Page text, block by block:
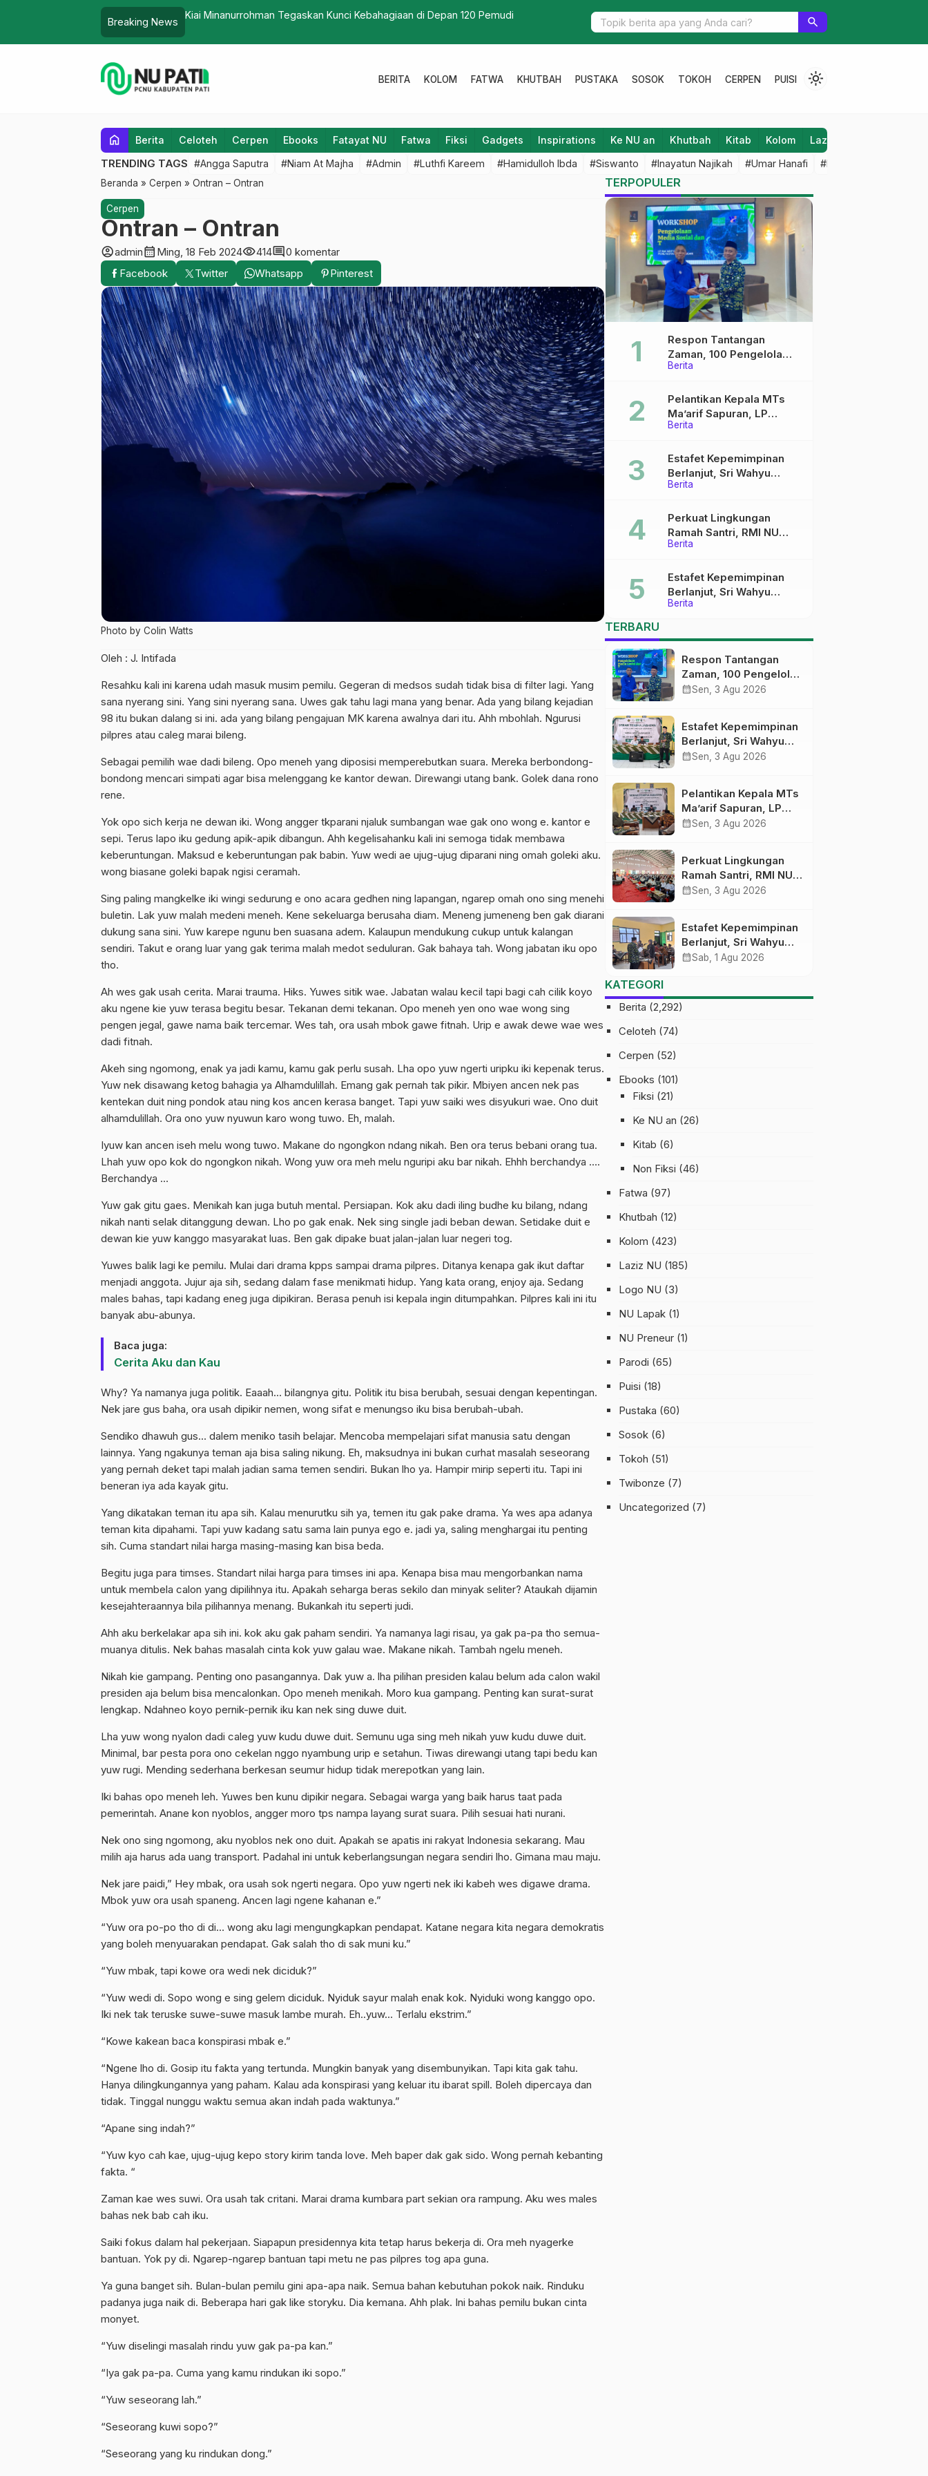
Breaking News
Mahasiswa Prodi PMI IPMAFA Gelar Penggalangan Bantuan untuk Korban Bencana
NU Pati Dirikan Posko Peduli Banjir di 5 Kecamatan search
BERITA KOLOM FATWA KHUTBAH PUSTAKA SOSOK TOKOH CERPEN PUISI light_mode
home Berita Celoteh Cerpen Ebooks Fatayat NU Fatwa Fiksi Gadgets Inspirations Ke NU an Khutbah Kitab Kolom Laziz NU
TRENDING TAGS #Angga Saputra #Niam At Majha #Admin #Luthfi Kareem #Hamidulloh Ibda #Siswanto #Inayatun Najikah #Umar Hanafi #M Iqbal Dawami
Beranda » Cerpen » Ontran – Ontran
Cerpen
Ontran – Ontran
account_circleadmincalendar_month Ming, 18 Feb 2024visibility414comment0 komentar
Facebook
Twitter Whatsapp Pinterest
Photo by Colin Watts
Oleh : J. Intifada
Resahku kali ini karena udah masuk musim pemilu. Gegeran di medsos sudah tidak bisa di filter lagi. Yang
sana nyerang sini. Yang sini nyerang sana. Uwes gak tahu lagi mana yang benar. Ada yang bilang kejadian
98 itu bukan dalang si ini. ada yang bilang pengajuan MK karena awalnya dari itu. Ahh mbohlah. Ngurusi
pilpres atau caleg marai bileng.
Sebagai pemilih wae dadi bileng. Opo meneh yang diposisi memperebutkan suara. Mereka berbondong-
bondong mencari simpati agar bisa melenggang ke kantor dewan. Direwangi utang bank. Golek dana rono
rene.
Yok opo sich kerja ne dewan iki. Wong angger tkparani njaluk sumbangan wae gak ono wong e. kantor e
sepi. Terus lapo iku gedung apik-apik dibangun. Ahh kegelisahanku kali ini semoga tidak membawa
keberuntungan. Maksud e keberuntungan pak babin. Yuw wedi ae ujug-ujug diparani ning omah goleki aku.
wong biasane goleki bapak ngisi ceramah.
Sing paling mangkelke iki wingi sedurung e ono acara gedhen ning lapangan, ngarep omah ono sing menehi
buletin. Lak yuw malah medeni meneh. Kene sekeluarga berusaha diam. Meneng jumeneng ben gak diarani
dukung sana sini. Yuw karepe ngunu ben suasana adem. Kalaupun mendukung cukup untuk kalangan
sendiri. Takut e orang luar yang gak terima malah medot seduluran. Gak bahaya tah. Wong jabatan iku opo
tho.
Ah wes gak usah cerita. Marai trauma. Hiks. Yuwes sitik wae. Jabatan walau kecil tapi bagi cah cilik koyo
aku ngene kie yuw terasa begitu besar. Tekanan demi tekanan. Opo meneh yen ono wae wong sing
pengen jegal, gawe nama baik tercemar. Wes tah, ora usah mbok gawe fitnah. Urip e awak dewe wae wes
dadi fitnah.
Akeh sing ngomong, enak ya jadi kamu, kamu gak perlu susah. Lha opo yuw ngerti uripku iki kepenak terus.
Yuw nek disawang ketog bahagia ya Alhamdulillah. Emang gak pernah tak pikir. Mbiyen ancen nek pas
kentekan duit ning pondok atau ning kos ancen kerasa banget. Tapi yuw saiki wes disyukuri wae. Ono duit
alhamdulillah. Ora ono yuw nyuwun karo wong tuwo. Eh, malah.
Iyuw kan ancen iseh melu wong tuwo. Makane do ngongkon ndang nikah. Ben ora terus bebani orang tua.
Lhah yuw opo kok do ngongkon nikah. Wong yuw ora meh melu nguripi aku bar nikah. Ehhh berchandya ….
Berchandya …
Yuw gak gitu gaes. Menikah kan juga butuh mental. Persiapan. Kok aku dadi iling budhe ku bilang, ndang
nikah nanti selak ditanggung dewan. Lho po gak enak. Nek sing single jadi beban dewan. Setidake duit e
dewan kie yuw kanggo masyarakat luas. Ben gak dipake buat jalan-jalan luar negeri tog.
Yuwes balik lagi ke pemilu. Mulai dari drama kpps sampai drama pilpres. Ditanya kenapa gak ikut daftar
menjadi anggota. Jujur aja sih, sedang dalam fase menikmati hidup. Yang kata orang, enjoy aja. Sedang
males bahas, tapi kadang eneg juga dipikiran. Berasa penuh isi kepala ingin ditumpahkan. Pilpres kali ini itu
banyak abu-abunya.
Baca juga:
Cerita Aku dan Kau
Why? Ya namanya juga politik. Eaaah… bilangnya gitu. Politik itu bisa berubah, sesuai dengan kepentingan.
Nek jare gus baha, ora usah dipikir nemen, wong sifat e menungso iku bisa berubah-ubah.
Sendiko dhawuh gus… dalem meniko tasih belajar. Mencoba mempelajari sifat manusia satu dengan
lainnya. Yang ngakunya teman aja bisa saling nikung. Eh, maksudnya ini bukan curhat masalah seseorang
yang pernah deket tapi malah jadian sama temen sendiri. Bukan lho ya. Hampir mirip seperti itu. Tapi ini
beneran iya ada kayak gitu.
Yang dikatakan teman itu apa sih. Kalau menurutku sih ya, temen itu gak pake drama. Ya wes apa adanya
teman kita dipahami. Tapi yuw kadang satu sama lain punya ego e. jadi ya, saling menghargai itu penting
sih. Cuma standart nilai harga masing-masing kan bisa beda.
Begitu juga para timses. Standart nilai harga para timses ini apa. Kenapa bisa mau mengorbankan nama
untuk membela calon yang dipilihnya itu. Apakah seharga beras sekilo dan minyak seliter? Ataukah dijamin
kesejahteraannya bila pilihannya menang. Bukankah itu seperti judi.
Ahh aku berkelakar apa sih ini. kok aku gak paham sendiri. Ya namanya lagi risau, ya gak pa-pa tho semua-
muanya ditulis. Nek bahas masalah cinta kok yuw galau wae. Makane nikah. Tambah ngelu meneh.
Nikah kie gampang. Penting ono pasangannya. Dak yuw a. lha pilihan presiden kalau belum ada calon wakil
presiden aja belum bisa mencalonkan. Opo meneh menikah. Moro kua gampang. Penting kan surat-surat
lengkap. Ndahneo koyo pernik-pernik iku kan nek sing duwe duit.
Lha yuw wong nyalon dadi caleg yuw kudu duwe duit. Semunu uga sing meh nikah yuw kudu duwe duit.
Minimal, bar pesta pora ono cekelan nggo nyambung urip e setahun. Tiwas direwangi utang tapi bedu kan
yuw rugi. Mending sederhana berkesan seumur hidup tidak merepotkan yang lain.
Iki bahas opo meneh leh. Yuwes ben kunu dipikir negara. Sebagai warga yang baik harus taat pada
pemerintah. Anane kon nyoblos, angger moro tps nampa layang surat suara. Pilih sesuai hati nurani.
Nek ono sing ngomong, aku nyoblos nek ono duit. Apakah se apatis ini rakyat Indonesia sekarang. Mau
milih aja harus ada uang transport. Padahal ini untuk keberlangsungan negara sendiri lho. Gimana mau maju.
Nek jare paidi,” Hey mbak, ora usah sok ngerti negara. Opo yuw ngerti nek iki kabeh wes digawe drama.
Mbok yuw ora usah spaneng. Ancen lagi ngene kahanan e.”
“Yuw ora po-po tho di di… wong aku lagi mengungkapkan pendapat. Katane negara kita negara demokratis
yang boleh menyuarakan pendapat. Gak salah tho di sak muni ku.”
“Yuw mbak, tapi kowe ora wedi nek diciduk?”
“Yuw wedi di. Sopo wong e sing gelem diciduk. Nyiduk sayur malah enak kok. Nyiduki wong kanggo opo.
Iki nek tak teruske suwe-suwe masuk lambe murah. Eh..yuw… Terlalu ekstrim.”
“Kowe kakean baca konspirasi mbak e.”
“Ngene lho di. Gosip itu fakta yang tertunda. Mungkin banyak yang disembunyikan. Tapi kita gak tahu.
Hanya dilingkungannya yang paham. Kalau ada konspirasi yang keluar itu ibarat spill. Boleh dipercaya dan
tidak. Tinggal nunggu waktu semua akan indah pada waktunya.”
“Apane sing indah?”
“Yuw kyo cah kae, ujug-ujug kepo story kirim tanda love. Meh baper dak gak sido. Wong pernah kebanting
fakta. “
Zaman kae wes suwi. Ora usah tak critani. Marai drama kumbara part sekian ora rampung. Aku wes males
bahas nek bab cah iku.
Saiki fokus dalam hal pekerjaan. Siapapun presidennya kita tetap harus bekerja di. Ora meh nyagerke
bantuan. Yok py di. Ngarep-ngarep bantuan tapi metu ne pas pilpres tog apa guna.
Ya guna banget sih. Bulan-bulan pemilu gini apa-apa naik. Semua bahan kebutuhan pokok naik. Rinduku
padanya juga naik di. Beberapa hari gak like storyku. Dia kemana. Ahh plak. Ini bahas pemilu bukan cinta
monyet.
“Yuw diselingi masalah rindu yuw gak pa-pa kan.”
“Iya gak pa-pa. Cuma yang kamu rindukan iki sopo.”
“Yuw seseorang lah.”
“Seseorang kuwi sopo?”
“Seseorang yang ku rindukan dong.”
TERPOPULER
Berita
Respon Tantangan
Zaman, 100 Pengelola
Medsos Sekolah Ma’arif
Pelatihan Literasi Digital
Berita
Pelantikan Kepala MTs
Ma’arif Sapuran, LP
Ma’arif NU Wonosobo
Kepemimpinan Nahdliyah
Berita
Estafet Kepemimpinan
Berlanjut, Sri Wahyu
Susilowati Resmi Pimpin
Berita
Perkuat Lingkungan
Ramah Santri, RMI NU
Gelar ‘Sambang
Berita
Estafet Kepemimpinan
Berlanjut, Sri Wahyu
Susilowati Resmi Pimpin
TERBARU
Respon Tantangan
Zaman, 100 Pengelola
Medsos Sekolah
Digital
calendar_monthSen, 3 Agu 2026
Estafet Kepemimpinan
Berlanjut, Sri Wahyu
Susilowati Resmi
calendar_monthSen, 3 Agu 2026
Pelantikan Kepala MTs
Ma’arif Sapuran, LP
Ma’arif NU Wonosobo
Kepemimpinan
Nahdliyah
calendar_monthSen, 3 Agu 2026
Perkuat Lingkungan
Ramah Santri, RMI NU
Gelar ‘Sambang
calendar_monthSen, 3 Agu 2026
Estafet Kepemimpinan
Berlanjut, Sri Wahyu
Susilowati Resmi
calendar_monthSab, 1 Agu 2026
KATEGORI
Berita (2,292)
Celoteh (74)
Cerpen (52)
Ebooks (101)
Fiksi (21)
Ke NU an (26)
Kitab (6)
Non Fiksi (46)
Fatwa (97)
Khutbah (12)
Kolom (423)
Laziz NU (185)
Logo NU (3)
NU Lapak (1)
NU Preneur (1)
Parodi (65)
Puisi (18)
Pustaka (60)
Sosok (6)
Tokoh (51)
Twibonze (7)
Uncategorized (7)